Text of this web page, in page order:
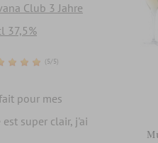
Club 3 Jahre
37,5%
(5/5)
pour mes
super clair, j'ai